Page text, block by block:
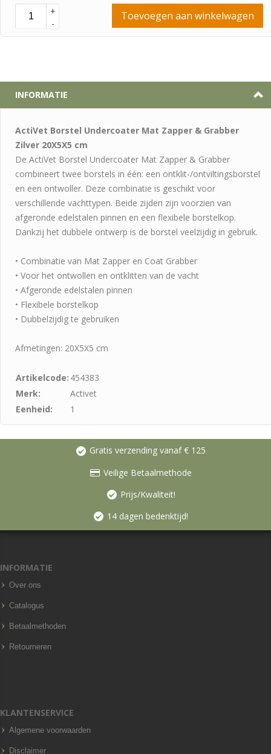
+
-
Toevoegen aan winkelwagen
INFORMATIE
ActiVet Borstel Undercoater Mat Zapper & Grabber
Zilver 20X5X5 cm
De ActiVet Borstel Undercoater Mat Zapper & Grabber
combineert twee borstels in één: een ontklit-/ontviltingsborstel
en een ontwoller. Deze combinatie is geschikt voor
verschillende vachttypen. Beide zijden zijn voorzien van
afgeronde edelstalen pinnen en een flexibele borstelkop.
Dankzij het dubbele ontwerp is de borstel veelzijdig in gebruik.
• Combinatie van Mat Zapper en Coat Grabber
• Voor het ontwollen en ontklitten van de vacht
• Afgeronde edelstalen pinnen
• Flexibele borstelkop
• Dubbelzijdig te gebruiken
Afmetingen: 20X5X5 cm
Artikelcode: 454383
Merk:
Activet
Eenheid:
1
Gratis verzending vanaf € 125
Veilige Betaalmethode
Prijs/Kwaliteit!
14 dagen bedenktijd!
INFORMATIE
Over ons
Catalogus
Betaalmethoden
Retourneren
KLANTENSERVICE
Algemene voorwaarden
Disclaimer